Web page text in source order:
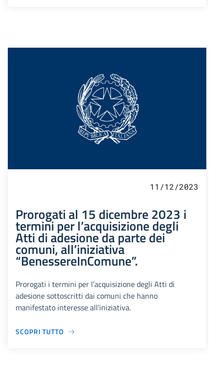
11/12/2023
Prorogati al 15 dicembre 2023 i
termini per l’acquisizione degli
Atti di adesione da parte dei
comuni, all’iniziativa
“BenessereInComune”.
Prorogati i termini per l’acquisizione degli Atti di
adesione sottoscritti dai comuni che hanno
manifestato interesse all’iniziativa.
SCOPRI TUTTO